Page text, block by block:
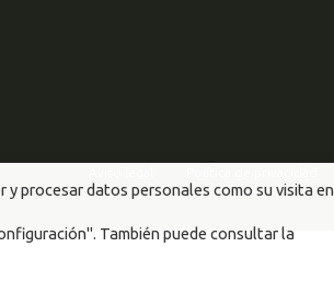
procesar datos personales como su visita en
También puede consultar la